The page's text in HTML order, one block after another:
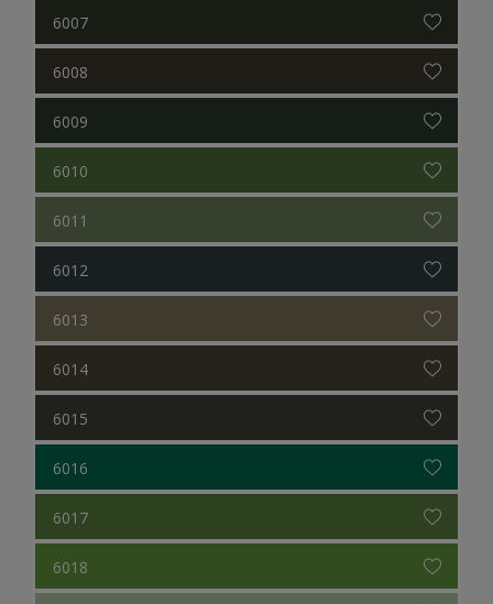
6007
6008
6009
6010
6011
6012
6013
6014
6015
6016
6017
6018